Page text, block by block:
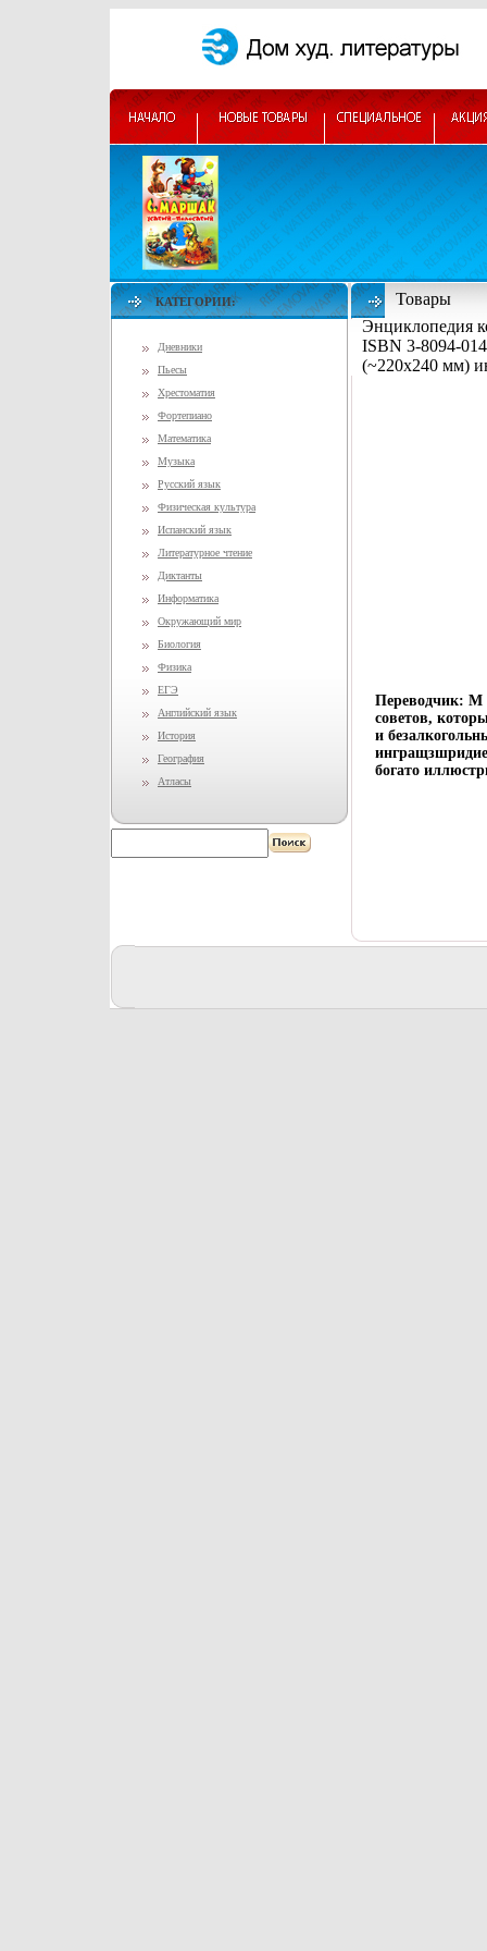
КАТЕГОРИИ:
Дневники
Пьесы
Хрестоматия
Фортепиано
Математика
Музыка
Русский язык
Физическая культура
Испанский язык
Литературное чтение
Диктанты
Информатика
Окружающий мир
Биология
Физика
ЕГЭ
Английский язык
История
География
Атласы
Товары
Энциклопедия
ISBN 3-8094-
(~220x240 мм)
Переводчик: М
советов,
и
богато